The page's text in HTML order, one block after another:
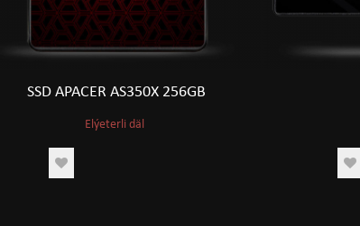
27" IPS 144HZ
TMT
SSD APACER AS350X 256GB
Elýeterli däl